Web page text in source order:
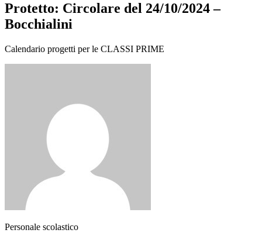
Protetto: Circolare del 24/10/2024 –
Bocchialini
Calendario progetti per le CLASSI PRIME
Personale scolastico